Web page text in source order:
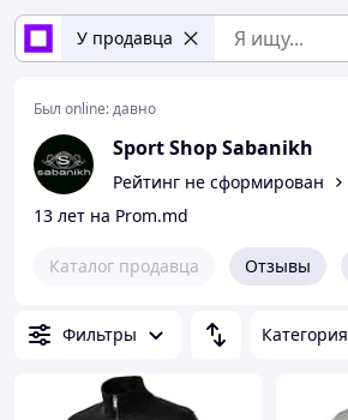
У продавца
Был online:давно
Sport Shop Sabanikh
Рейтинг не сформирован
13 лет на Prom.md
Каталог продавца Отзывы
Фильтры Категория